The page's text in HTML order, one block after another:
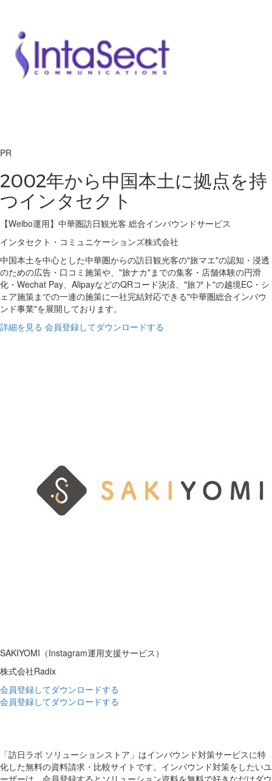
PR
2002年から中国本土に拠点を持
つインタセクト
【Weibo運用】中華圏訪日観光客 総合インバウンドサービス
インタセクト・コミュニケーションズ株式会社
中国本土を中心とした中華圏からの訪日観光客の"旅マエ"の認知・浸透
のための広告・口コミ施策や、"旅ナカ"までの集客・店舗体験の円滑
化・Wechat Pay、AlipayなどのQRコード決済、"旅アト"の越境EC・シ
ェア施策までの一連の施策に一社完結対応できる"中華圏総合インバウ
ンド事業"を展開しております。
詳細を見る 会員登録してダウンロードする
SAKIYOMI（Instagram運用支援サービス）
株式会社Radix
会員登録してダウンロードする
会員登録してダウンロードする
「訪日ラボ ソリューションストア」はインバウンド対策サービスに特
化した無料の資料請求・比較サイトです。インバウンド対策をしたいユ